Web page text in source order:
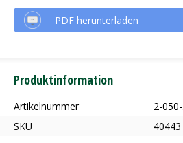
PDF herunterladen
Produktinformation
Artikelnummer
2-
SKU
40443